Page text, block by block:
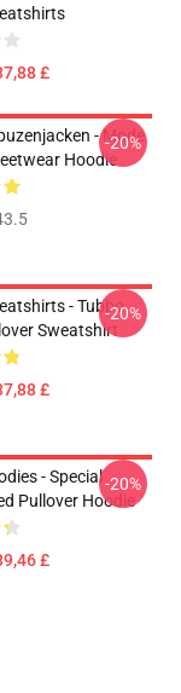
£
- Mode
Hoodie
-20%
- Tubbo
Sweatshirt
£
-20%
- Special
Pullover Hoodie
£
-20%